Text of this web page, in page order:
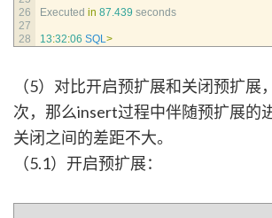
26
27
28
Executed in 87.439 seconds
13:32:06 SQL >
（5）对比开启预扩展和关闭预扩展
次，那么insert过程中伴随预扩展的
关闭之间的差距不大。
（5.1）开启预扩展：